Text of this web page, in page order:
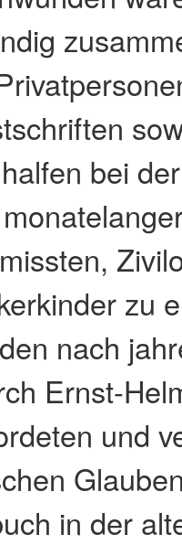
bei
zu
nach
Ernst-
und
in der